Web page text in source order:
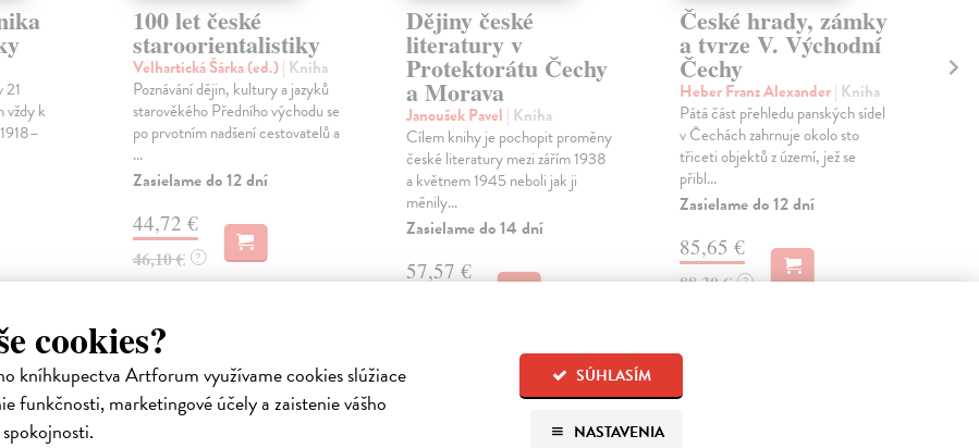
cookies?
kníhkupectva Artforum využívame cookies slúžiace
funkčnosti, marketingové účely a zaistenie vášho
SÚHLASÍM
NASTAVENIA
21
vždy k
100 let české
staroorientalistiky
Velhartická Šárka (ed.)| Kniha
Poznávání dějin, kultury a jazyků
starověkého Předního východu se
po prvotním nadšení cestovatelů a
...
Zasielame do 12 dní
44,72 €
46,10 € ?
Dějiny české
literatury v
Protektorátu Čechy
a Morava
Janoušek Pavel | Kniha
Cílem knihy je pochopit proměny
české literatury mezi zářím 1938
a květnem 1945 neboli jak ji
měnily...
Zasielame do 14 dní
57,57 €
České hrady, zámky
a tvrze V. Východní
Čechy
Heber Franz Alexander| Kniha
Pátá část přehledu panských sídel
v Čechách zahrnuje okolo sto
třiceti objektů z území, jež se
přibl...
Zasielame do 12 dní
85,65 €
88,30 € ?